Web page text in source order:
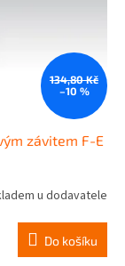
134,80 Kč
–10 %
závitem F-E
u dodavatele
Do košíku